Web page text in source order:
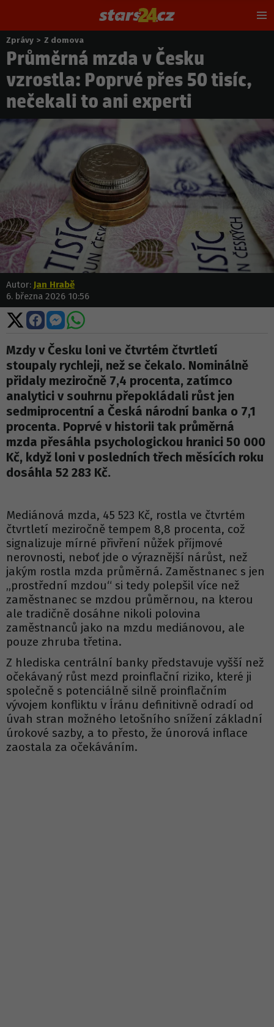
Nacházíte
se
zde:
Zprávy > Z domova
Průměrná mzda v Česku
vzrostla: Poprvé přes 50 tisíc,
nečekali to ani experti
Autor: Jan Hrabě
6. března 2026 10:56
Sdílet
na
X
Sdílet
na
Facebooku
Sdílet
na
Messengeru
Sdílet
WhatsApp
Mzdy v Česku loni ve čtvrtém čtvrtletí
stoupaly rychleji, než se čekalo. Nominálně
přidaly meziročně 7,4 procenta, zatímco
analytici v souhrnu přepokládali růst jen
sedmiprocentní a Česká národní banka o 7,1
procenta. Poprvé v historii tak průměrná
mzda přesáhla psychologickou hranici 50 000
Kč, když loni v posledních třech měsících roku
dosáhla 52 283 Kč.
Mediánová mzda, 45 523 Kč, rostla ve čtvrtém
čtvrtletí meziročně tempem 8,8 procenta, což
signalizuje mírné přivření nůžek příjmové
nerovnosti, neboť jde o výraznější nárůst, než
jakým rostla mzda průměrná. Zaměstnanec s jen
„prostřední mzdou“ si tedy polepšil více než
zaměstnanec se mzdou průměrnou, na kterou
ale tradičně dosáhne nikoli polovina
zaměstnanců jako na mzdu mediánovou, ale
pouze zhruba třetina.
Z hlediska centrální banky představuje vyšší než
očekávaný růst mezd proinflační riziko, které ji
společně s potenciálně silně proinflačním
vývojem konfliktu v Íránu definitivně odradí od
úvah stran možného letošního snížení základní
úrokové sazby, a to přesto, že únorová inflace
zaostala za očekáváním.